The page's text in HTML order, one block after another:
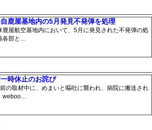
鹿屋基地内の5月発見不発弾を処理
鹿屋航空基地内において、5月に発見された不発弾の処
各部と…
時休止のお詫び
の取材中に、めまいと嘔吐に襲われ、病院に搬送され
weboo…